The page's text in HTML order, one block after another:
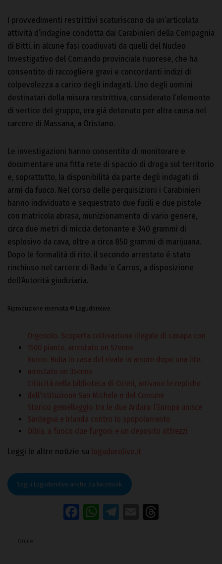
I provvedimenti restrittivi scaturiscono da un’articolata
attività d’indagine condotta dai Carabinieri della Compagnia
di Bitti, in alcune fasi coadiuvati da quelli del Nucleo
Investigativo del Comando provinciale nuorese, che ha
consentito di raccogliere gravi e concordanti indizi di
colpevolezza a carico degli indagati. Uno degli uomini
destinatari della misura restrittiva, considerato l’elemento
di vertice del gruppo, era già detenuto per altra causa nel
carcere di Massana, a Oristano.
Le investigazioni hanno consentito di monitorare e
documentare una fitta rete di spaccio di droga sul territorio
e, soprattutto, la disponibilità da parte degli indagati di
armi da fuoco. Nel corso delle perquisizioni i Carabinieri
hanno individuato e sequestrato due fucili e due pistole
con matricola abrasa, munizionamento di vario genere,
circa due metri di miccia detonante e 340 grammi di
esplosivo da cava, oltre a circa 850 grammi di marijuana.
Dopo le formalità di rito, il secondo arrestato è stato
rinchiuso nel carcere di Badu ‘e Carros, a disposizione
dell’Autorità giudiziaria.
Riproduzione riservata © Logudorolive
Orgosolo. Scoperta coltivazione illegale di canapa con
1500 piante, arrestato un 57enne
Nuoro. Ruba in casa del rivale in amore dopo una lite,
arrestato un 35enne
Criticità nella biblioteca di Ozieri, arrivano le repliche
dell’Istituzione San Michele e del Comune
Storico gemellaggio tra le due Ardara: l’Europa unisce
Sardegna e Irlanda contro lo spopolamento
Olbia, a fuoco due furgoni e un deposito attrezzi
Leggi le altre notizie su logudorolive.it
Segui Logudorolive anche da Facebook
Facebook
WhatsApp
Telegram
Email
Orune